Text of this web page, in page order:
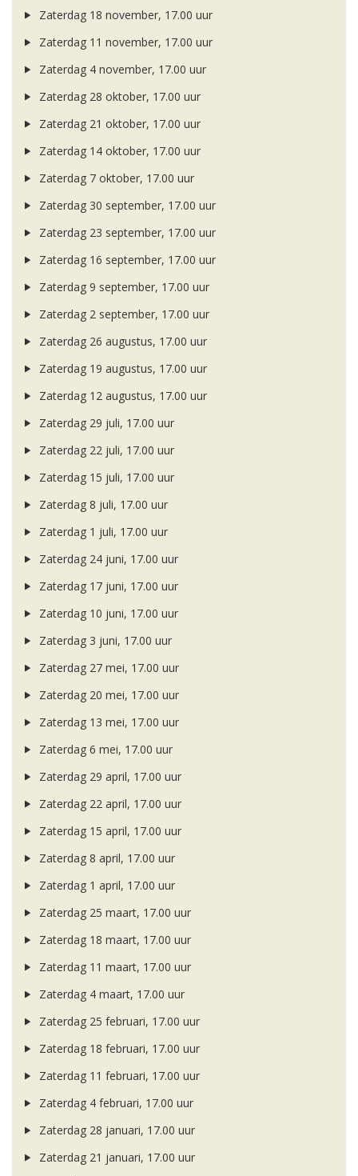
Zaterdag 18 november, 17.00 uur
Zaterdag 11 november, 17.00 uur
Zaterdag 4 november, 17.00 uur
Zaterdag 28 oktober, 17.00 uur
Zaterdag 21 oktober, 17.00 uur
Zaterdag 14 oktober, 17.00 uur
Zaterdag 7 oktober, 17.00 uur
Zaterdag 30 september, 17.00 uur
Zaterdag 23 september, 17.00 uur
Zaterdag 16 september, 17.00 uur
Zaterdag 9 september, 17.00 uur
Zaterdag 2 september, 17.00 uur
Zaterdag 26 augustus, 17.00 uur
Zaterdag 19 augustus, 17.00 uur
Zaterdag 12 augustus, 17.00 uur
Zaterdag 29 juli, 17.00 uur
Zaterdag 22 juli, 17.00 uur
Zaterdag 15 juli, 17.00 uur
Zaterdag 8 juli, 17.00 uur
Zaterdag 1 juli, 17.00 uur
Zaterdag 24 juni, 17.00 uur
Zaterdag 17 juni, 17.00 uur
Zaterdag 10 juni, 17.00 uur
Zaterdag 3 juni, 17.00 uur
Zaterdag 27 mei, 17.00 uur
Zaterdag 20 mei, 17.00 uur
Zaterdag 13 mei, 17.00 uur
Zaterdag 6 mei, 17.00 uur
Zaterdag 29 april, 17.00 uur
Zaterdag 22 april, 17.00 uur
Zaterdag 15 april, 17.00 uur
Zaterdag 8 april, 17.00 uur
Zaterdag 1 april, 17.00 uur
Zaterdag 25 maart, 17.00 uur
Zaterdag 18 maart, 17.00 uur
Zaterdag 11 maart, 17.00 uur
Zaterdag 4 maart, 17.00 uur
Zaterdag 25 februari, 17.00 uur
Zaterdag 18 februari, 17.00 uur
Zaterdag 11 februari, 17.00 uur
Zaterdag 4 februari, 17.00 uur
Zaterdag 28 januari, 17.00 uur
Zaterdag 21 januari, 17.00 uur